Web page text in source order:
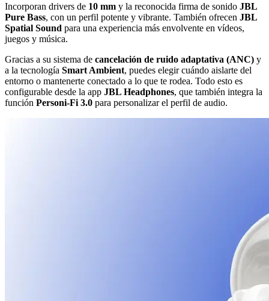
Incorporan drivers de 10 mm y la reconocida firma de sonido JBL
Pure Bass, con un perfil potente y vibrante. También ofrecen JBL
Spatial Sound para una experiencia más envolvente en vídeos,
juegos y música.
Gracias a su sistema de cancelación de ruido adaptativa (ANC) y
a la tecnología Smart Ambient, puedes elegir cuándo aislarte del
entorno o mantenerte conectado a lo que te rodea. Todo esto es
configurable desde la app JBL Headphones, que también integra la
función Personi-Fi 3.0 para personalizar el perfil de audio.